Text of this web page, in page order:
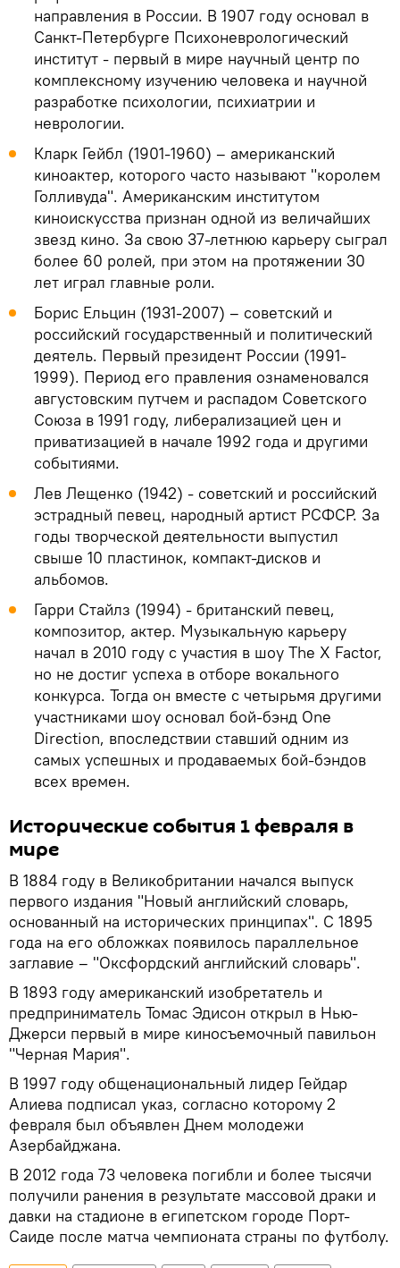
направления в России. В 1907 году основал в
Санкт-Петербурге Психоневрологический
институт - первый в мире научный центр по
комплексному изучению человека и научной
разработке психологии, психиатрии и
неврологии.
Кларк Гейбл (1901-1960) – американский
киноактер, которого часто называют "королем
Голливуда". Американским институтом
киноискусства признан одной из величайших
звезд кино. За свою 37-летнюю карьеру сыграл
более 60 ролей, при этом на протяжении 30
лет играл главные роли.
Борис Ельцин (1931-2007) – советский и
российский государственный и политический
деятель. Первый президент России (1991-
1999). Период его правления ознаменовался
августовским путчем и распадом Советского
Союза в 1991 году, либерализацией цен и
приватизацией в начале 1992 года и другими
событиями.
Лев Лещенко (1942) - советский и российский
эстрадный певец, народный артист РСФСР. За
годы творческой деятельности выпустил
свыше 10 пластинок, компакт-дисков и
альбомов.
Гарри Стайлз (1994) - британский певец,
композитор, актер. Музыкальную карьеру
начал в 2010 году с участия в шоу The X Factor,
но не достиг успеха в отборе вокального
конкурса. Тогда он вместе с четырьмя другими
участниками шоу основал бой-бэнд One
Direction, впоследствии ставший одним из
самых успешных и продаваемых бой-бэндов
всех времен.
Исторические события 1 февраля в
мире
В 1884 году в Великобритании начался выпуск
первого издания "Новый английский словарь,
основанный на исторических принципах". С 1895
года на его обложках появилось параллельное
заглавие – "Оксфордский английский словарь".
В 1893 году американский изобретатель и
предприниматель Томас Эдисон открыл в Нью-
Джерси первый в мире киносъемочный павильон
"Черная Мария".
В 1997 году общенациональный лидер Гейдар
Алиева подписал указ, согласно которому 2
февраля был объявлен Днем молодежи
Азербайджана.
В 2012 года 73 человека погибли и более тысячи
получили ранения в результате массовой драки и
давки на стадионе в египетском городе Порт-
Саиде после матча чемпионата страны по футболу.